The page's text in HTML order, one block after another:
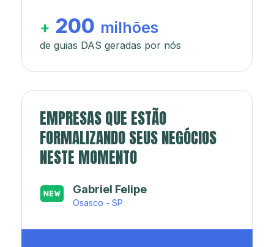
+ 200 milhões
de guias DAS geradas por nós
EMPRESAS QUE ESTÃO
FORMALIZANDO SEUS NEGÓCIOS
NESTE MOMENTO
Japa’s açaí e sorveteria
Rio de Janeiro - RJ